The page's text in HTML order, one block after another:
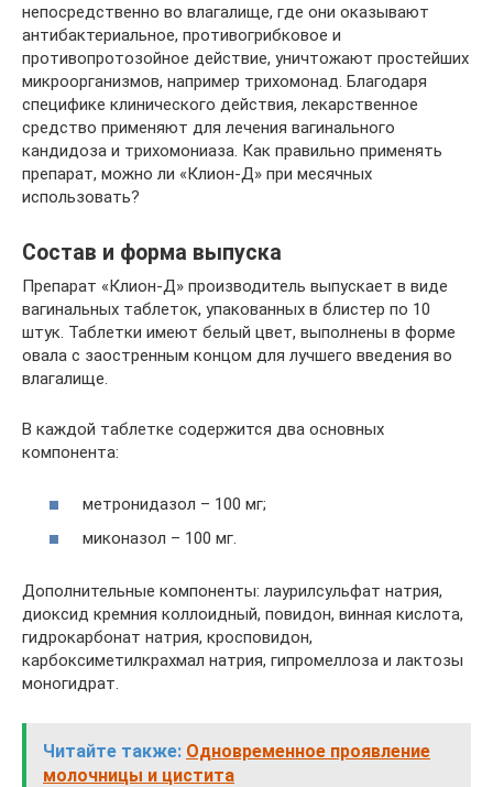
непосредственно во влагалище, где они оказывают
антибактериальное, противогрибковое и
противопротозойное действие, уничтожают простейших
микроорганизмов, например трихомонад. Благодаря
специфике клинического действия, лекарственное
средство применяют для лечения вагинального
кандидоза и трихомониаза. Как правильно применять
препарат, можно ли «Клион-Д» при месячных
использовать?
Состав и форма выпуска
Препарат «Клион-Д» производитель выпускает в виде
вагинальных таблеток, упакованных в блистер по 10
штук. Таблетки имеют белый цвет, выполнены в форме
овала с заостренным концом для лучшего введения во
влагалище.
В каждой таблетке содержится два основных
компонента:
метронидазол – 100 мг;
миконазол – 100 мг.
Дополнительные компоненты: лаурилсульфат натрия,
диоксид кремния коллоидный, повидон, винная кислота,
гидрокарбонат натрия, кросповидон,
карбоксиметилкрахмал натрия, гипромеллоза и лактозы
моногидрат.
Читайте также: Одновременное проявление
молочницы и цистита